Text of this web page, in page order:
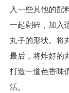
入一些其他的配
一起剁碎，加入
丸子的形状。将
最后，将炸好的
打造一道色香味
活。